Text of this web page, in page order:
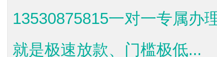
13530875815一对一专属办
就是极速放款、门槛极低...